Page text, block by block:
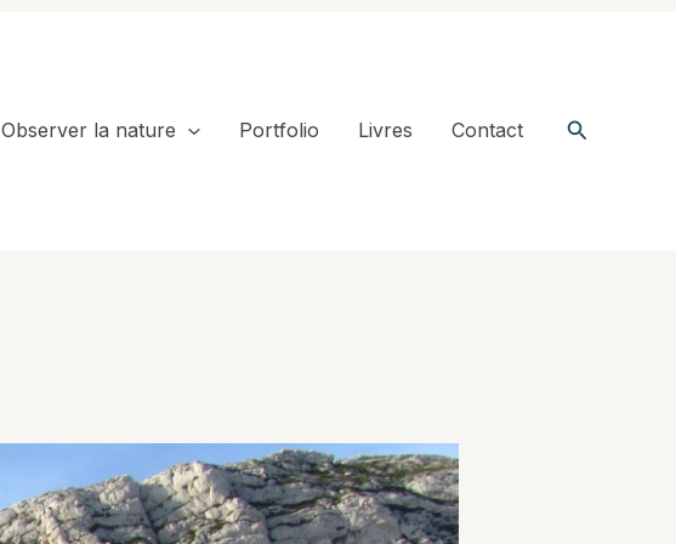
Observer la nature Portfolio Livres Contact